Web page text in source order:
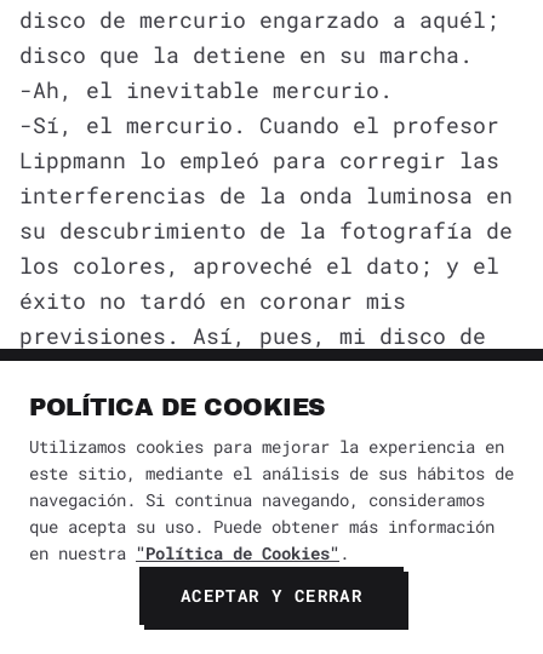
disco de mercurio engarzado a aquél;
disco que la detiene en su marcha.
-Ah, el inevitable mercurio.
-Sí, el mercurio. Cuando el profesor
Lippmann lo empleó para corregir las
interferencias de la onda luminosa en
su descubrimiento de la fotografía de
los colores, aproveché el dato; y el
éxito no tardó en coronar mis
previsiones. Así, pues, mi disco de
mercurio contiene la onda en marcha
por el tubo, y la refleja hacia
arriba por medio de otro, acodado. En
este segundo tubo, hay dispuestos
tres prismas infrangibles, que
refuerzan la onda luminosa hasta el
grado requerido para percibirla como
POLÍTICA DE COOKIES
Utilizamos cookies para mejorar la experiencia en
este sitio, mediante el análisis de sus hábitos de
navegación. Si continua navegando, consideramos
que acepta su uso. Puede obtener más información
en nuestra "Política de Cookies" .
ACEPTAR Y CERRAR